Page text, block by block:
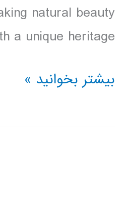
natural beauty
a unique heritage, […]
دانلود
Lonely
بیشتر بخوانید »